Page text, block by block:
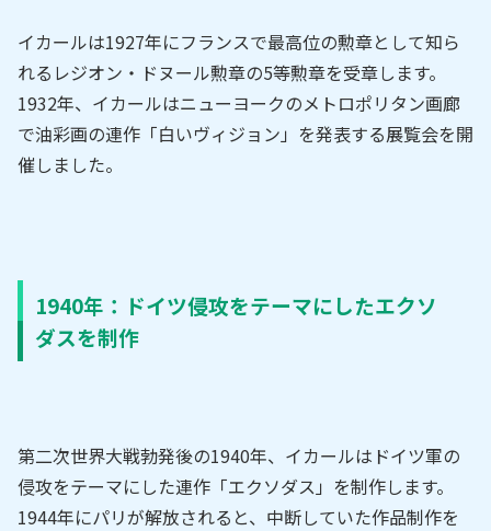
イカールは1927年にフランスで最高位の勲章として知ら
れるレジオン・ドヌール勲章の5等勲章を受章します。
1932年、イカールはニューヨークのメトロポリタン画廊
で油彩画の連作「白いヴィジョン」を発表する展覧会を開
催しました。
1940年：ドイツ侵攻をテーマにしたエクソ
ダスを制作
第二次世界大戦勃発後の1940年、イカールはドイツ軍の
侵攻をテーマにした連作「エクソダス」を制作します。
1944年にパリが解放されると、中断していた作品制作を